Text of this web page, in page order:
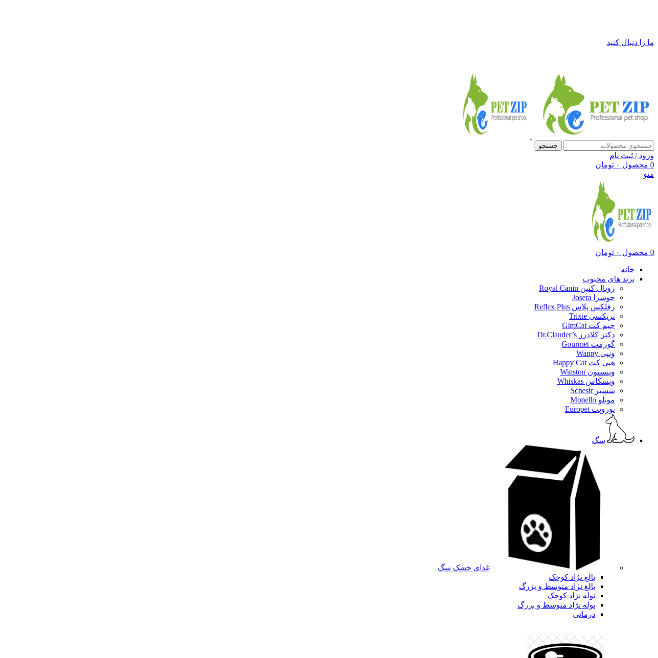
ما را دنبال کنید
جستجو
ورود / ثبت نام
0 محصول ۰ تومان
منو
0 محصول ۰ تومان
خانه
برند های محبوب
رویال کنین Royal Canin
جوسرا Josera
رفلکس پلاس Reflex Plus
تریکسی Trixie
جیم کت GimCat
دکتر کلادرز Dr.Clauder’s
گورمت Gourmet
ونپی Wanpy
هپی کت Happy Cat
وینستون Winston
ویسکاس Whiskas
شسیر Schesir
مونلو Monello
یوروپت Europet
سگ
غذای خشک سگ
بالغ نژاد کوچک
بالغ نژاد متوسط و بزرگ
توله نژاد کوچک
توله نژاد متوسط و بزرگ
درمانی